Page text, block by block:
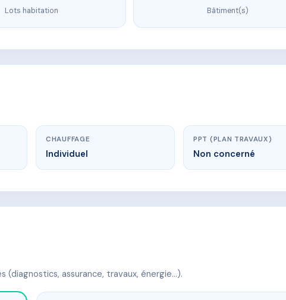
Lots habitation Bâtiment(s)
CHAUFFAGE
Individuel
PPT (PLAN TRAVAUX)
Non concerné
assurance, travaux, énergie…).